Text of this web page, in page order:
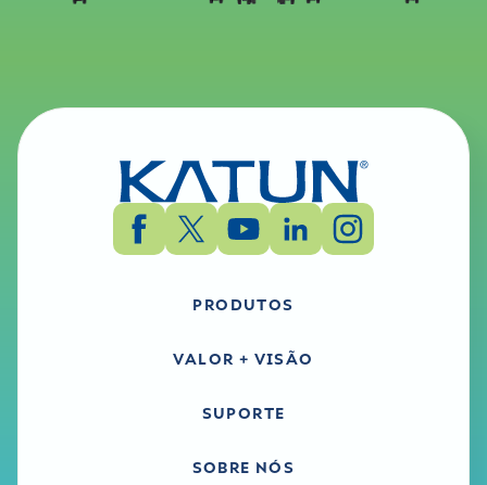
PRODUTOS
VALOR + VISÃO
SUPORTE
SOBRE NÓS